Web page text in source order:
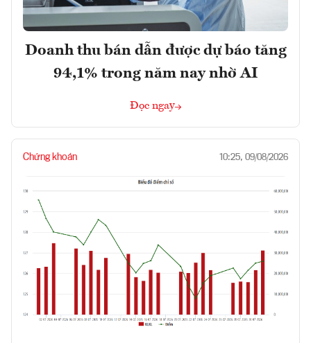
Doanh thu bán dẫn được dự báo tăng
94,1% trong năm nay nhờ AI
Đọc ngay
Chứng khoán 10:25, 09/08/2026